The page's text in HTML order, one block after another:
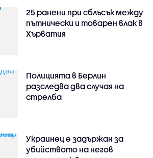
25 ранени при сблъсък между
пътнически и товарен влак в
Хърватия
Полицията в Берлин
разследва два случая на
стрелба
Украинец е задържан за
убийството на негов